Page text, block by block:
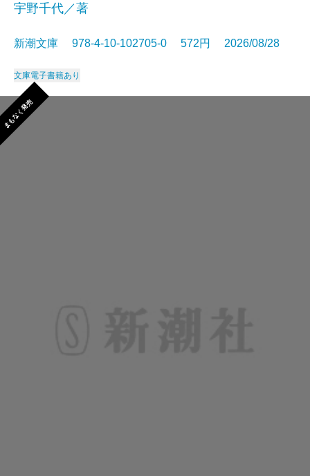
宇野千代／著
新潮文庫 978-4-10-102705-0 572円 2026/08/28
文庫電子書籍あり
まもなく発売